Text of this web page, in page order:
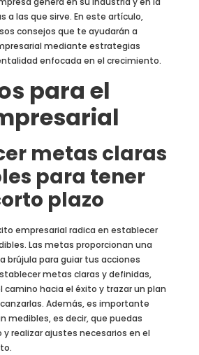
a las que sirve. En este artículo,
consejos que te ayudarán a
mediante estrategias
enfocada en el crecimiento.
para el
metas claras
para tener
plazo
empresarial radica en establecer
Las metas proporcionan una
brújula para guiar tus acciones
metas claras y definidas,
camino hacia el éxito y trazar un plan
Además, es importante
medibles, es decir, que puedas
realizar ajustes necesarios en el